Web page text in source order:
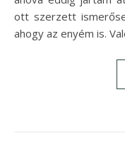
ott szerzett
ahogy az enyém is.